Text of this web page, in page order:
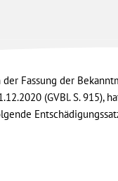
Fassung der
(GVBl. S. 915),